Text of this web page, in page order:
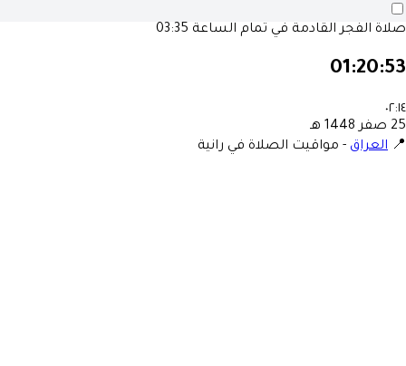
صلاة الفجر القادمة في تمام الساعة 03:35
01:20:53
٠٢:١٤
25 صفر 1448 هـ
📍 العراق - مواقيت الصلاة في رانية